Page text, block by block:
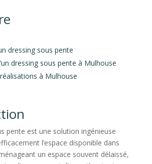
dressing sous pente
dressing sous pente à Mulhouse
à Mulhouse
pente est une solution ingénieuse
l’espace disponible dans
un espace souvent délaissé,